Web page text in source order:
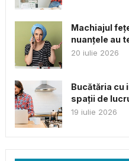
Machiajul
nuanțele au
20 iulie 2026
Bucătăria cu
spații de
19 iulie 2026